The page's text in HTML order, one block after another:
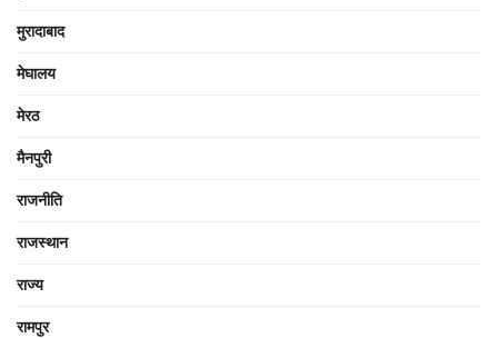
मुरादाबाद
मेघालय
मेरठ
मैनपुरी
राजनीति
राजस्थान
राज्य
रामपुर